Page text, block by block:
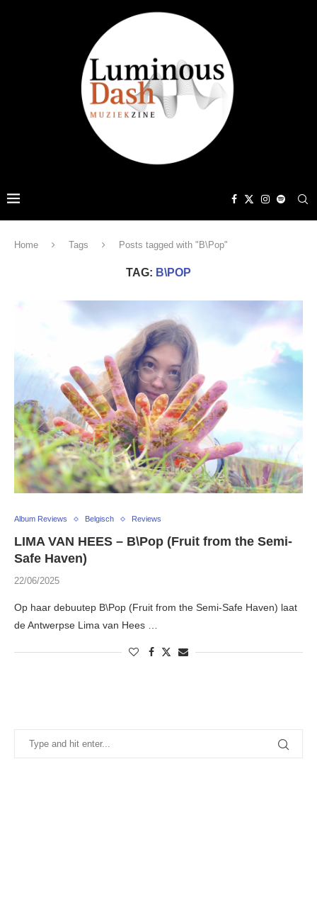
Home Tags Posts tagged with "B\Pop"
TAG: B\POP
Album Reviews Belgisch Reviews
LIMA VAN HEES – B\Pop (Fruit from the Semi-
Safe Haven)
22/06/2025
Op haar debuutep B\Pop (Fruit from the Semi-Safe Haven) laat
de Antwerpse Lima van Hees …